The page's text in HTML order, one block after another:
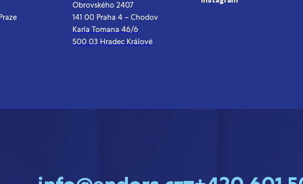
Obrovského 2407
141 00 Praha 4 – Chodov
Karla Tomana 46/6
500 03 Hradec Králové